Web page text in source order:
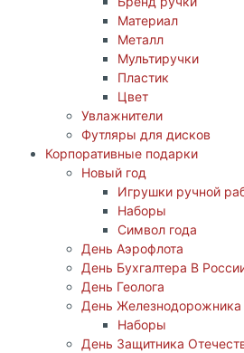
Материал
Металл
Мультиручки
Пластик
Цвет
Увлажнители
Футляры для дисков
Корпоративные подарки
Новый год
Игрушки ручной
Наборы
Символ года
День Аэрофлота
День Бухгалтера В
День Геолога
День Железнодорожника
Наборы
День Защитника